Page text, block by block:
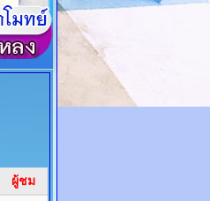
ผู้ชม